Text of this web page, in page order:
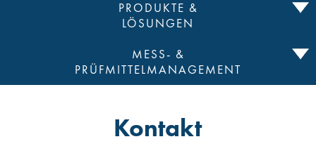
PRODUKTE &
LÖSUNGEN
MESS- &
PRÜFMITTELMANAGEMENT
Kontakt